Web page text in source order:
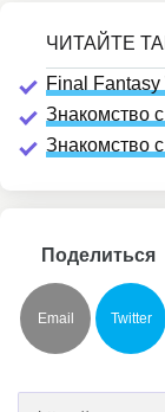
Final
Знакомство
Знакомство
Поделиться
Email Twitter